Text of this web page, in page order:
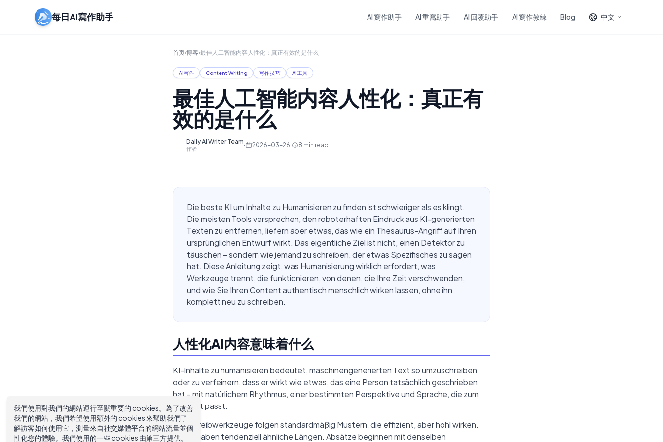
每日AI寫作助手 AI 寫作助手 AI 重寫助手 AI 回覆助手 AI 寫作教練 Blog 中文
首页›博客›最佳人工智能内容人性化：真正有效的是什么
AI写作 Content Writing 写作技巧 AI工具
最佳人工智能内容人性化：真正有
效的是什么
Daily AI Writer Team
作者
· 2026-03-26· 8 min read
Die beste KI um Inhalte zu Humanisieren zu finden ist schwieriger als es klingt.
Die meisten Tools versprechen, den roboterhaften Eindruck aus KI-generierten
Texten zu entfernen, liefern aber etwas, das wie ein Thesaurus-Angriff auf Ihren
ursprünglichen Entwurf wirkt. Das eigentliche Ziel ist nicht, einen Detektor zu
täuschen – sondern wie jemand zu schreiben, der etwas Spezifisches zu sagen
hat. Diese Anleitung zeigt, was Humanisierung wirklich erfordert, was
Werkzeuge trennt, die funktionieren, von denen, die Ihre Zeit verschwenden,
und wie Sie Ihren Content authentisch menschlich wirken lassen, ohne ihn
komplett neu zu schreiben.
人性化AI内容意味着什么
KI-Inhalte zu humanisieren bedeutet, maschinengenerierten Text so umzuschreiben
oder zu verfeinern, dass er wirkt wie etwas, das eine Person tatsächlich geschrieben
hat – mit natürlichem Rhythmus, einer bestimmten Perspektive und Sprache, die zum
Kontext passt.
KI-Schreibwerkzeuge folgen standardmäßig Mustern, die effizient, aber hohl wirken.
Sätze haben tendenziell ähnliche Längen. Absätze beginnen mit denselben
我們使用對我們的網站運行至關重要的 cookies。為了改善
我們的網站，我們希望使用額外的 cookies 來幫助我們了
解訪客如何使用它，測量來自社交媒體平台的網站流量並個
性化您的體驗。我們使用的一些 cookies 由第三方提供。